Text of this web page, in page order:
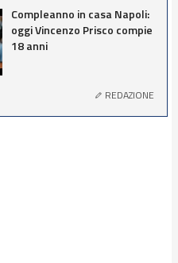
Compleanno in casa Napoli:
oggi Vincenzo Prisco compie
18 anni
REDAZIONE